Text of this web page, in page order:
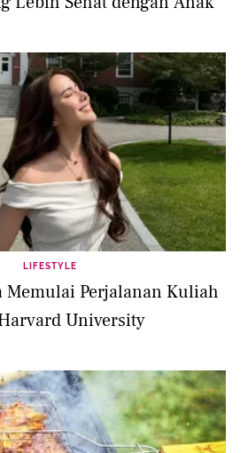
LIFESTYLE
Memulai Perjalanan Kuliah
University